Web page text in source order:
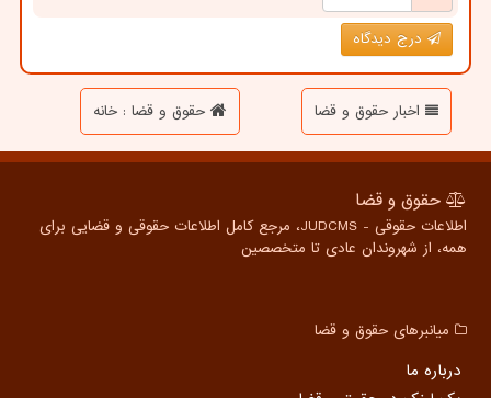
درج دیدگاه
اخبار حقوق و قضا حقوق و قضا : خانه
حقوق و قضا
اطلاعات حقوقی - JUDCMS، مرجع کامل اطلاعات حقوقی و قضایی برای
همه، از شهروندان عادی تا متخصصین
میانبرهای حقوق و قضا
درباره ما